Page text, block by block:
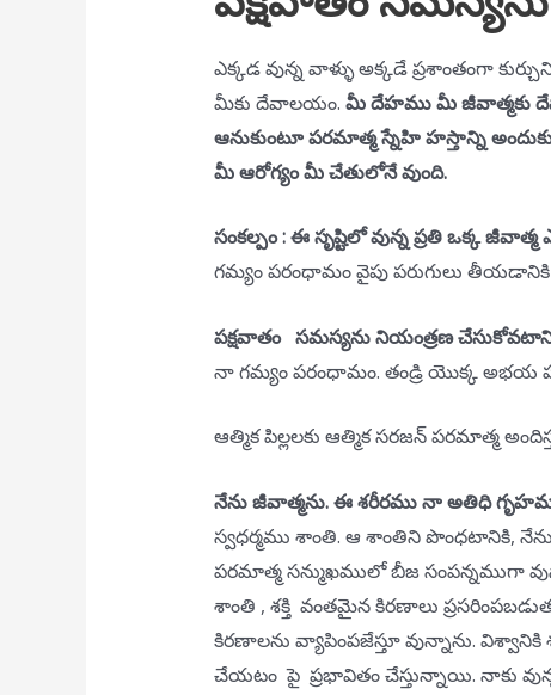
ఎక్కడ వున్న వాళ్ళు అక్కడే ప్రశాంతంగా
మీకు దేవాలయం. మీ దేహము మీ జీవాత్మకు
ఆనుకుంటూ పరమాత్మ స్నేహి హస్తాన్ని
మీ ఆరోగ్యం మీ చేతులోనే వుంది.
సంకల్పం : ఈ సృష్టిలో వున్న ప్రతి ఒక్క
గమ్యం పరంధామం వైపు పరుగులు
పక్షవాతంసమస్యను నియంత్రణ
నా గమ్యం పరంధామం. తండ్రి యొక్క అభయ
ఆత్మిక పిల్లలకు ఆత్మిక సరజన్ పరమాత్మ
నేను జీవాత్మను. ఈ శరీరము నా అతిధి
స్వధర్మము శాంతి. ఆ శాంతిని పొంధటానికి,
పరమాత్మ సన్ముఖములో బీజ సంపన్నముగా
శాంతి , శక్తి వంతమైన కిరణాలు
కిరణాలను వ్యాపింపజేస్తూ వున్నాను.
చేయటం పై ప్రభావితం చేస్తున్నాయి. నాకు